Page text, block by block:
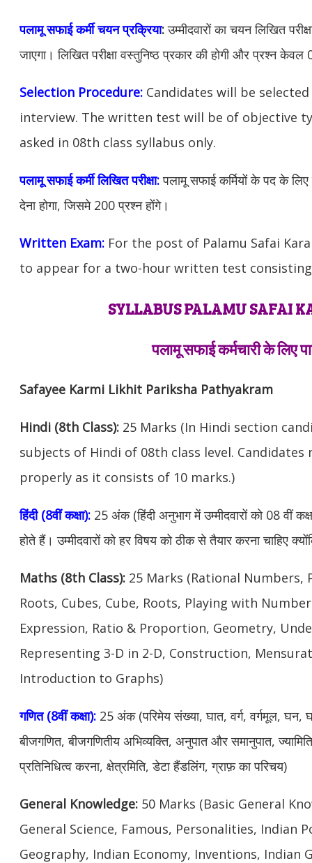
पलामू सफाई कर्मी चयन प्रक्रिया:उम्मीदवारों का चयन लिखित
जाएगा। लिखित परीक्षा वस्तुनिष्ठ प्रकार की होगी और प्रश्न
Selection Procedure: Candidates will be
interview. The written test will be of objective
asked in 08th class syllabus only.
पलामू सफाई कर्मी लिखित परीक्षा:पलामूसफाई कर्मियों के पद के लिए
देना होगा, जिसमे 200 प्रश्न होंगे।
Written Exam: For the post of Palamu Safai
to appear for a two-hour written test
SYLLABUS PALAMU SAFAI
पलामू सफाई कर्मचारी के लिए
Safayee Karmi Likhit Pariksha Pathyakram
Hindi (8th Class): 25 Marks (In Hindi section
subjects of Hindi of 08th class level.
properly as it consists of 10 marks.)
हिंदी (8वीं कक्षा): 25 अंक (हिंदी अनुभाग में उम्मीदवारों को 08 वीं
होते हैं। उम्मीदवारों को हर विषय को ठीक से तैयार करना चाहिए
Maths (8th Class): 25 Marks (Rational Numbers,
Roots, Cubes, Cube, Roots, Playing with
Expression, Ratio & Proportion, Geometry,
Representing 3-D in 2-D, Construction,
Introduction to Graphs)
गणित (8वीं कक्षा): 25 अंक (परिमेय संख्या, घात, वर्ग, वर्गमूल,
बीजगणित, बीजगणितीय अभिव्यक्ति, अनुपात और समानुपात,
प्रतिनिधित्व करना, क्षेत्रमिति, डेटा हैंडलिंग, ग्राफ़ का परिचय)
General Knowledge: 50 Marks (Basic General
General Science, Famous, Personalities, Indian
Geography, Indian Economy, Inventions, Indian